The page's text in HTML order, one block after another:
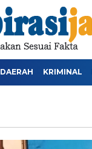
DAERAH KRIMINAL